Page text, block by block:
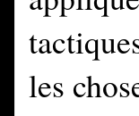
les